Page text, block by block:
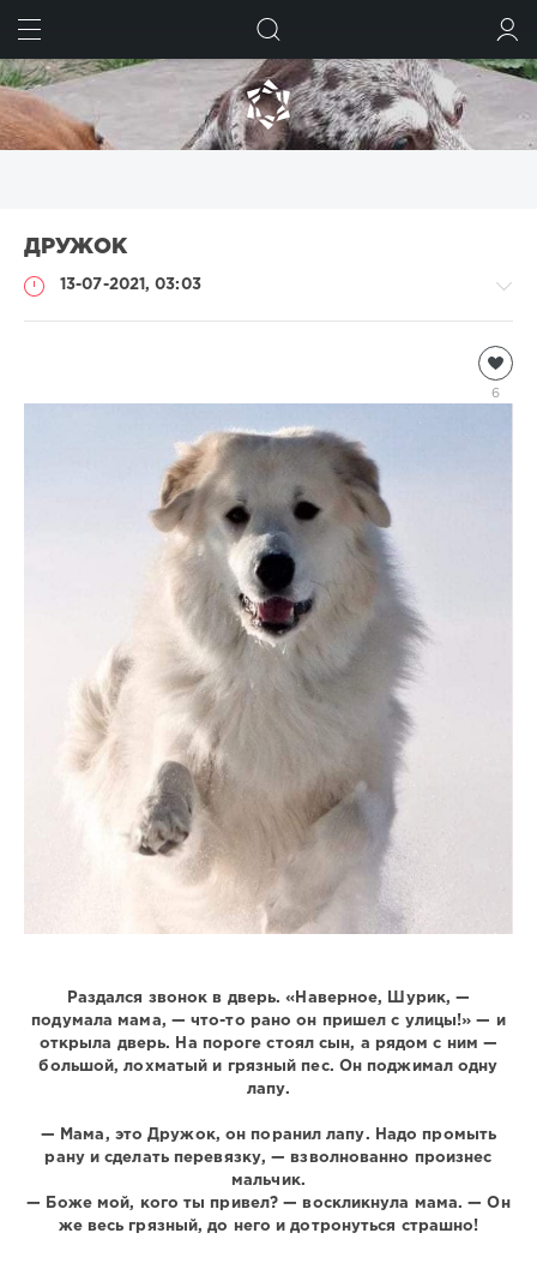
ДРУЖОК
13-07-2021, 03:03
6
Раздался звонок в дверь. «Наверное, Шурик, —
подумала мама, — что-то рано он пришел с улицы!» — и
открыла дверь. На пороге стоял сын, а рядом с ним —
большой, лохматый и грязный пес. Он поджимал одну
лапу.
— Мама, это Дружок, он поранил лапу. Надо промыть
рану и сделать перевязку, — взволнованно произнес
мальчик.
— Боже мой, кого ты привел? — воскликнула мама. — Он
же весь грязный, до него и дотронуться страшно!